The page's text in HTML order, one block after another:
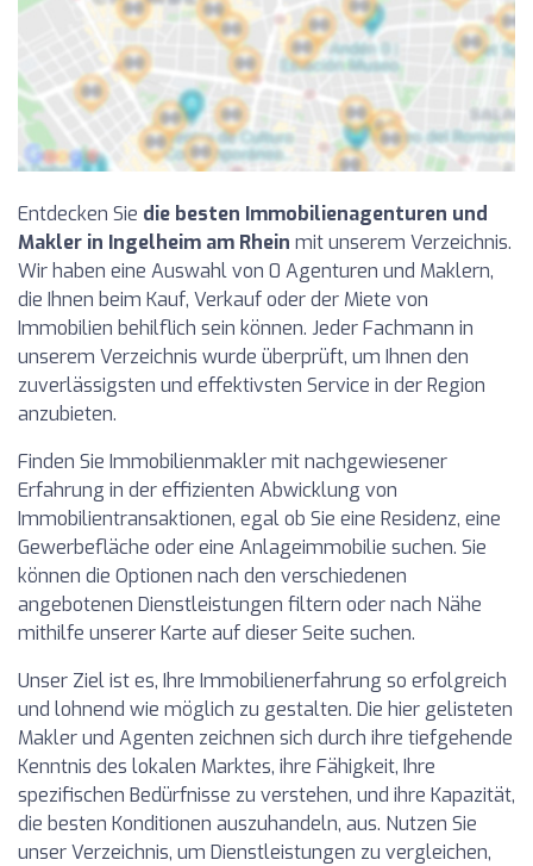
Entdecken Sie die besten Immobilienagenturen und
Makler in Ingelheim am Rhein mit unserem Verzeichnis.
Wir haben eine Auswahl von 0 Agenturen und Maklern,
die Ihnen beim Kauf, Verkauf oder der Miete von
Immobilien behilflich sein können. Jeder Fachmann in
unserem Verzeichnis wurde überprüft, um Ihnen den
zuverlässigsten und effektivsten Service in der Region
anzubieten.
Finden Sie Immobilienmakler mit nachgewiesener
Erfahrung in der effizienten Abwicklung von
Immobilientransaktionen, egal ob Sie eine Residenz, eine
Gewerbefläche oder eine Anlageimmobilie suchen. Sie
können die Optionen nach den verschiedenen
angebotenen Dienstleistungen filtern oder nach Nähe
mithilfe unserer Karte auf dieser Seite suchen.
Unser Ziel ist es, Ihre Immobilienerfahrung so erfolgreich
und lohnend wie möglich zu gestalten. Die hier gelisteten
Makler und Agenten zeichnen sich durch ihre tiefgehende
Kenntnis des lokalen Marktes, ihre Fähigkeit, Ihre
spezifischen Bedürfnisse zu verstehen, und ihre Kapazität,
die besten Konditionen auszuhandeln, aus. Nutzen Sie
unser Verzeichnis, um Dienstleistungen zu vergleichen,